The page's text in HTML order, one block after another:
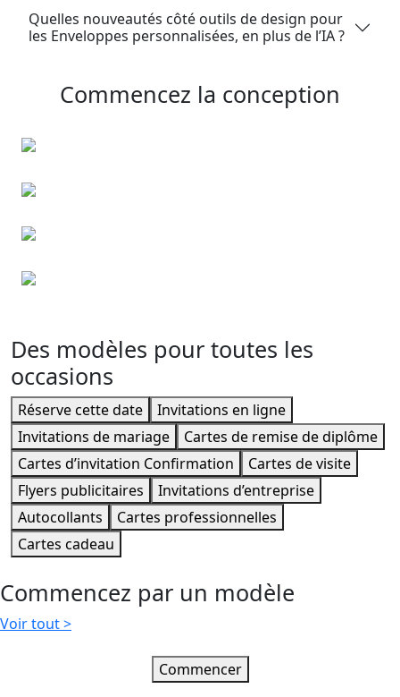
Quelles nouveautés côté outils de design pour
les Enveloppes personnalisées, en plus de l’IA ?
Commencez la conception
Des modèles pour toutes les
occasions
Réserve cette date
Invitations en ligne
Invitations de mariage
Cartes de remise de diplôme
Cartes d’invitation Confirmation
Cartes de visite
Flyers publicitaires
Invitations d’entreprise
Autocollants
Cartes professionnelles
Cartes cadeau
Commencez par un modèle
Voir tout>
Commencer